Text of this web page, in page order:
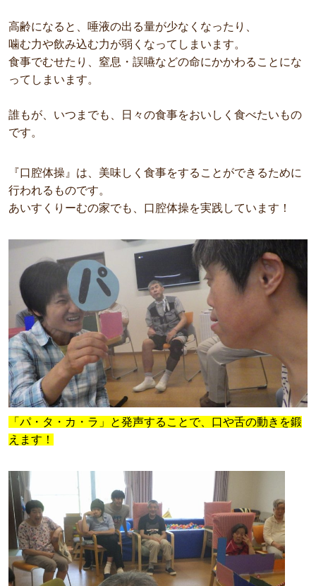
高齢になると、唾液の出る量が少なくなったり、
噛む力や飲み込む力が弱くなってしまいます。
食事でむせたり、窒息・誤嚥などの命にかかわることにな
ってしまいます。
誰もが、いつまでも、日々の食事をおいしく食べたいもの
です。
『口腔体操』は、美味しく食事をすることができるために
行われるものです。
あいすくりーむの家でも、口腔体操を実践しています！
「パ・タ・カ・ラ」と発声することで、口や舌の動きを鍛
えます！